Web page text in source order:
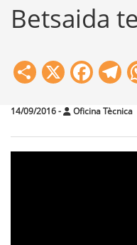
Betsaida
Share
X
14/09/2016- Oficina Tècnica